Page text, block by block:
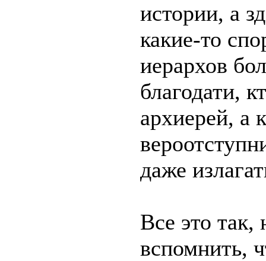
истории, а
какие-то
иерархов
благодати,
архиерей, а
даже
Все это так,
вспомнить,